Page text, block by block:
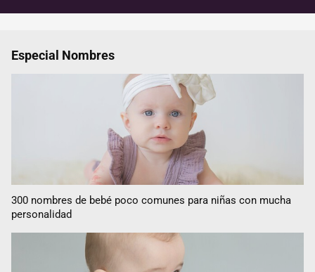
Especial Nombres
300 nombres de bebé poco comunes para niñas con mucha
personalidad